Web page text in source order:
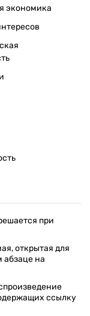
экономика
при
открытая для
абзаце на
ссылку